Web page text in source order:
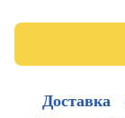
Доставка